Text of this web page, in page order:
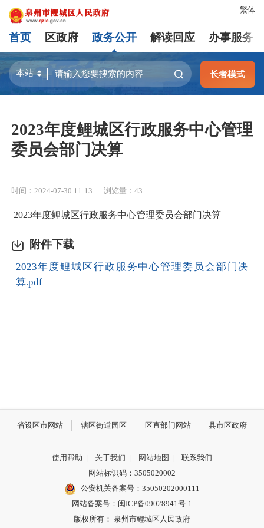
繁体
首页 区政府 政务公开 解读回应 办事服务
长者模式
2023年度鲤城区行政服务中心管理
委员会部门决算
时间：2024-07-30 11:13 浏览量： 43
2023年度鲤城区行政服务中心管理委员会部门决算
附件下载
2023年度鲤城区行政服务中心管理委员会部门决
算.pdf
省设区市网站 辖区街道园区 区直部门网站 县市区政府
使用帮助 | 关于我们 | 网站地图 |
联系我们
网站标识码：3505020002
公安机关备案号：35050202000111
网站备案号：闽ICP备09028941号-1
版权所有： 泉州市鲤城区人民政府